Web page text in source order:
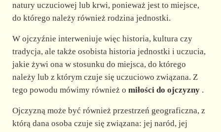
natury uczuciowej lub krwi, ponieważ jest to miejsce,
do którego należy również rodzina jednostki.
W ojczyźnie interweniuje więc historia, kultura czy
tradycja, ale także osobista historia jednostki i uczucia,
jakie żywi ona w stosunku do miejsca, do którego
należy lub z którym czuje się uczuciowo związana. Z
tego powodu mówimy również o miłości do ojczyzny.
Ojczyzną może być również przestrzeń geograficzna, z
którą dana osoba czuje się związana: jej naród, jej